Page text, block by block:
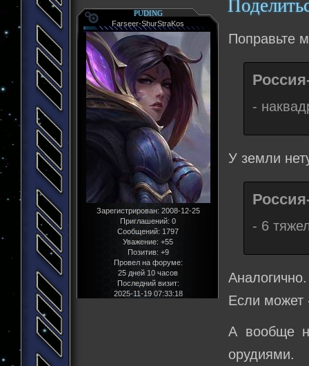
PUDING
Farseer-ShurStraKos
Зарегистрирован: 2008-12-25
Приглашений: 0
Сообщений: 1797
Уважение: +55
Позитив: +9
Провел на форуме:
25 дней 10 часов
Последний визит:
2025-11-19 07:33:18
Поправьте
-
У земли
- 6
Если может
А вообще
орудиями.